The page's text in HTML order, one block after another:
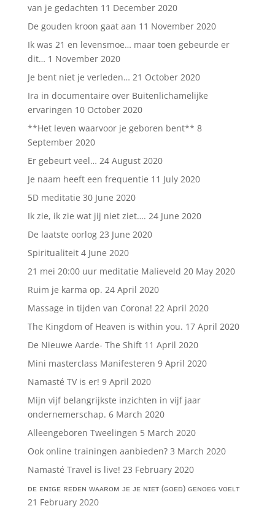
van je gedachten 11 December 2020
De gouden kroon gaat aan 11 November 2020
Ik was 21 en levensmoe… maar toen gebeurde er
dit… 1 November 2020
Je bent niet je verleden… 21 October 2020
Ira in documentaire over Buitenlichamelijke
ervaringen 10 October 2020
**Het leven waarvoor je geboren bent** 8
September 2020
Er gebeurt veel… 24 August 2020
Je naam heeft een frequentie 11 July 2020
5D meditatie 30 June 2020
Ik zie, ik zie wat jij niet ziet…. 24 June 2020
De laatste oorlog 23 June 2020
Spiritualiteit 4 June 2020
21 mei 20:00 uur meditatie Malieveld 20 May 2020
Ruim je karma op. 24 April 2020
Massage in tijden van Corona! 22 April 2020
The Kingdom of Heaven is within you. 17 April 2020
De Nieuwe Aarde- The Shift 11 April 2020
Mini masterclass Manifesteren 9 April 2020
Namasté TV is er! 9 April 2020
Mijn vijf belangrijkste inzichten in vijf jaar
ondernemerschap. 6 March 2020
Alleengeboren Tweelingen 5 March 2020
Ook online trainingen aanbieden? 3 March 2020
Namasté Travel is live! 23 February 2020
ᴅᴇ ᴇɴɪɢᴇ ʀᴇᴅᴇɴ ᴡᴀᴀʀᴏᴍ ᴊᴇ ᴊᴇ ɴɪᴇᴛ (ɢᴏᴇᴅ) ɢᴇɴᴏᴇɢ ᴠᴏᴇʟᴛ
21 February 2020